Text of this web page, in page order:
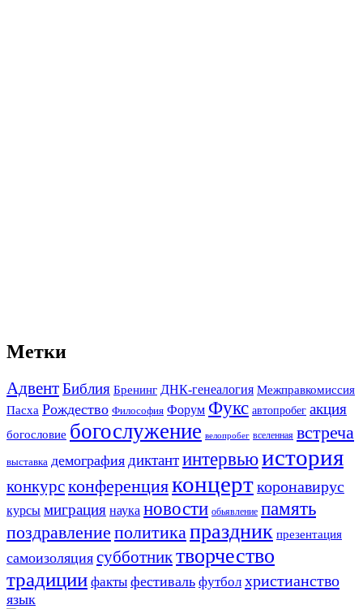
Метки
АдвентБиблия Бренинг ДНК-генеалогия Межправкомиссия
Пасха Рождество Философия Форум Фукс автопробег акция
богословие богослужение велопробег вселенная встреча
выставка демография диктантинтервьюистория
конкурсконференцияконцерткоронавирус
курсы миграция наука новости обьявление память
поздравление политикапраздник презентация
самоизоляция субботниктворчество
традиции факты фестиваль футбол христианство
язык